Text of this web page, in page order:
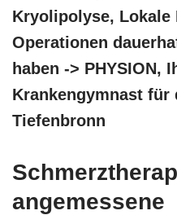
Kryolipolyse, Lokale
Operationen
haben -> PHYSION,
Krankengymnast für
Tiefenbronn
angemessene